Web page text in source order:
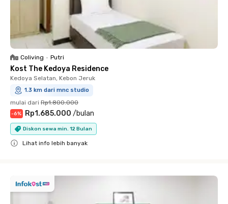
Coliving • Putri
Kost The Kedoya Residence
Kedoya Selatan, Kebon Jeruk
1.3 km dari mnc studio
mulai dari Rp1.800.000
-6% Rp1.685.000 /bulan
Diskon sewa min. 12 Bulan
Lihat info lebih banyak